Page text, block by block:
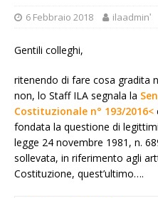
6 Febbraio 2018 ilaadminʹ
Gentili colleghi,
ritenendo di fare cosa gradita
non, lo Staff ILA segnala la
Costituzionale n° 193/2016<
fondata la questione di
legge 24 novembre 1981, n.
sollevata, in riferimento agli
Costituzione, quest’ultimo….